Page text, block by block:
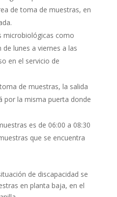
de toma de muestras, en
microbiológicas como
de lunes a viernes a las
en el servicio de
de muestras, la salida
por la misma puerta donde
es de 06:00 a 08:30
que se encuentra
de discapacidad se
en planta baja, en el